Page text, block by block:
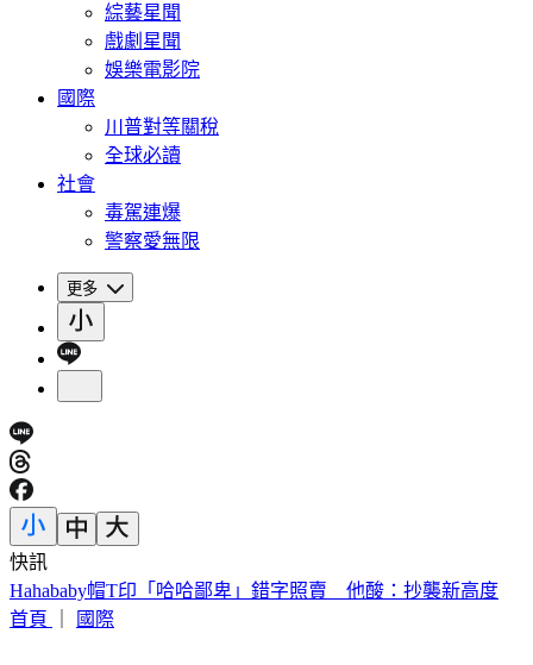
綜藝星聞
戲劇星聞
娛樂電影院
國際
川普對等關稅
全球必讀
社會
毒駕連爆
警察愛無限
更多
快訊
本週蛋價漲3元！雞蛋產量減+颱風預期因素 批發價49元
首頁
國際